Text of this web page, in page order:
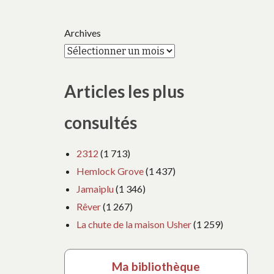
Archives
Articles les plus
consultés
2312 (1 713)
Hemlock Grove(1 437)
Jamaiplu(1 346)
Rêver(1 267)
La chute de la maison Usher(1 259)
Ma bibliothèque